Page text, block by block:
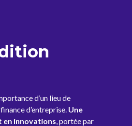
d’un lieu de
d’entreprise. Une
en innovations , portée par